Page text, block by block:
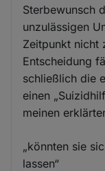
Sterbewunsch
unzulässigen
Zeitpunkt nicht
Entscheidung
schließlich die
einen
meinen
„könnten sie
lassen“